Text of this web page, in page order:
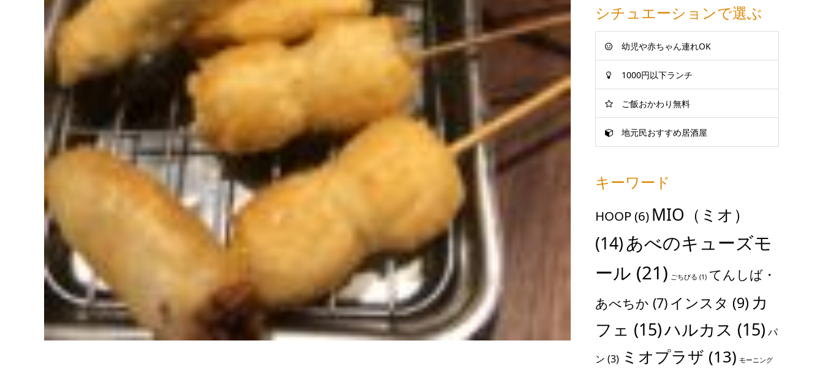
シチュエーションで選ぶ
幼児や赤ちゃん連れOK
1000円以下ランチ
ご飯おかわり無料
地元民おすすめ居酒屋
キーワード
HOOP(6) MIO（ミオ）
(14)あべのキューズモ
ール (21) ごちびる (1) てんしば・
あべちか (7) インスタ (9) カ
フェ (15)ハルカス (15) パ
ン (3) ミオプラザ (13) モーニング